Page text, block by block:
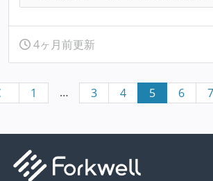
4ヶ月前更新
1 … 3 4 5 6 7